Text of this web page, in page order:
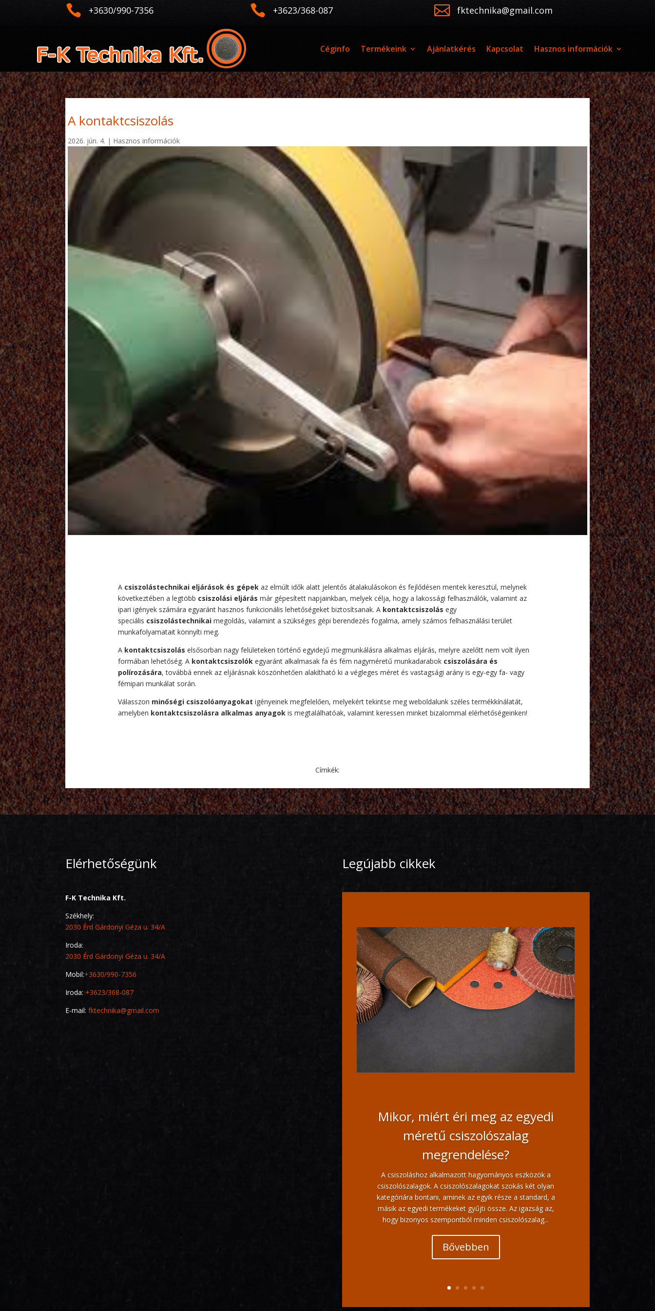
 +3630/990-7356  +3623/368-087  fktechnika@gmail.com
Céginfo Termékeink Ajánlatkérés Kapcsolat Hasznos információk
A kontaktcsiszolás
2026. jún. 4. | Hasznos információk
Acsiszolástechnikai eljárások és gépekaz elmúlt idők alatt jelentős átalakulásokon és fejlődésen mentek keresztül, melynek
következtében a legtöbb csiszolási eljárás már gépesített napjainkban, melyek célja, hogy a lakossági felhasználók, valamint az
ipari igények számára egyaránt hasznos funkcionális lehetőségeket biztosítsanak. A kontaktcsiszolás egy
speciális csiszolástechnikai megoldás, valamint a szükséges gépi berendezés fogalma, amely számos felhasználási terület
munkafolyamatait könnyíti meg.
Akontaktcsiszolás elsősorban nagy felületeken történő egyidejű megmunkálásra alkalmas eljárás, melyre azelőtt nem volt ilyen
formában lehetőség. Akontaktcsiszolókegyaránt alkalmasak fa és fém nagyméretű munkadarabok csiszolására és
polírozására, továbbá ennek az eljárásnak köszönhetően alakítható ki a végleges méret és vastagsági arány is egy-egy fa- vagy
fémipari munkálat során.
Válasszon minőségi csiszolóanyagokat igényeinek megfelelően, melyekért tekintse meg weboldalunk széles termékkínálatát,
amelyben kontaktcsiszolásra alkalmas anyagokis megtalálhatóak, valamint keressen minket bizalommal elérhetőségeinken!
Címkék:
Elérhetőségünk
F-K Technika Kft.
Székhely:
2030 Érd Gárdonyi Géza u. 34/A
Iroda:
2030 Érd Gárdonyi Géza u. 34/A
Mobil:+3630/990-7356
Iroda: +3623/368-087
E-mail: fktechnika@gmail.com
Legújabb cikkek
Mikor, miért éri meg az egyedi
méretű csiszolószalag
megrendelése?
A csiszoláshoz alkalmazott hagyományos eszközök a
csiszolószalagok. A csiszolószalagokat szokás két olyan
kategóriára bontani, aminek az egyik része a standard, a
másik az egyedi termékeket gyűjti össze. Az igazság az,
hogy bizonyos szempontból minden csiszolószalag...
Bővebben